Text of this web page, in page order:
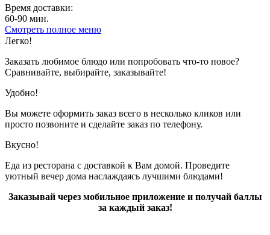
Время доставки:
60-90 мин.
Смотреть полное меню
Показано с 1 по 7 из 7 (всего 1 страниц)
Легко!
Заказать любимое блюдо или попробовать что-то новое?
Сравнивайте, выбирайте, заказывайте!
Удобно!
Вы можете оформить заказ всего в несколько кликов или
просто позвоните и сделайте заказ по телефону.
Вкусно!
Еда из ресторана с доставкой к Вам домой. Проведите
уютный вечер дома наслаждаясь лучшими блюдами!
Заказывай через мобильное приложение и получай баллы
за каждый заказ!